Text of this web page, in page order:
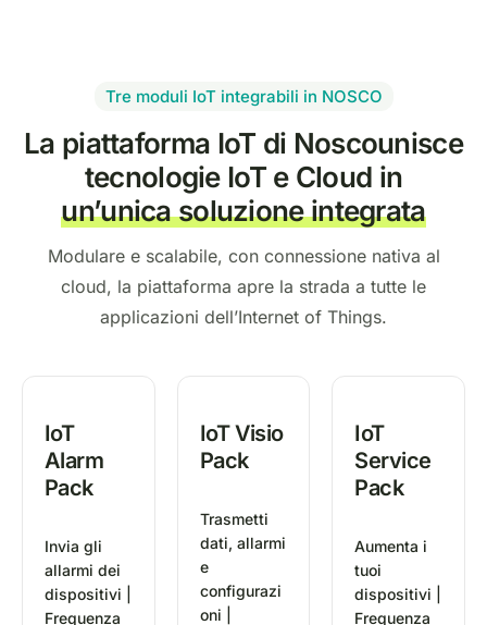
Tre moduli IoT integrabili in NOSCO
La piattaforma IoT di Noscounisce
tecnologie IoT e Cloud in
un’unica soluzione integrata
Modulare e scalabile, con connessione nativa al
cloud, la piattaforma apre la strada a tutte le
applicazioni dell’Internet of Things.
IoT
Alarm
Pack
Invia gli
allarmi dei
dispositivi |
Frequenza
IoT Visio
Pack
Trasmetti
dati, allarmi
e
configurazi
oni |
IoT
Service
Pack
Aumenta i
tuoi
dispositivi |
Frequenza